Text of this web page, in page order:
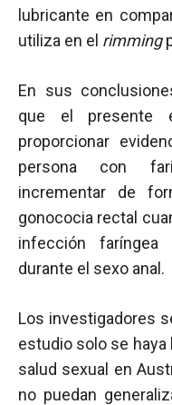
lubricante en
utiliza en el rimming
En sus
que el presente
proporcionar
persona con
incrementar de
gonococia rectal
infección
durante el sexo anal.
Los investigadores
estudio solo se haya
salud sexual en
no puedan